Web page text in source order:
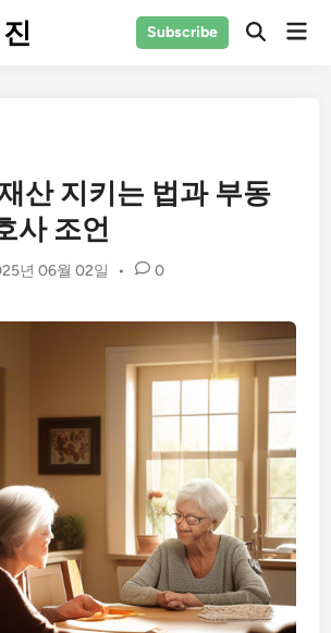
Subscribe
산 지키는 법과 부동
사 조언
년 06월 02일 • 0